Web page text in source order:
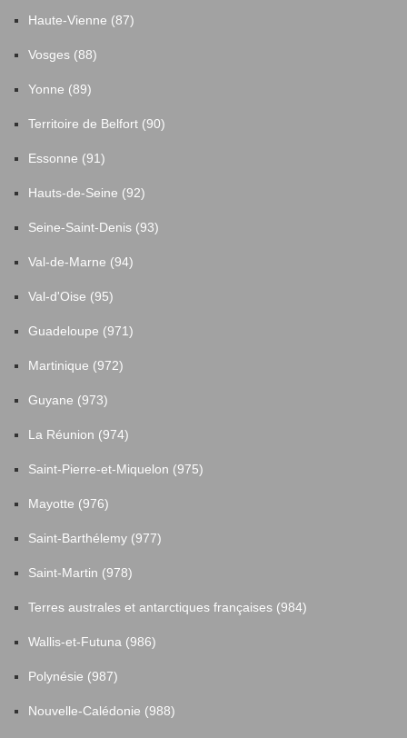
Haute-Vienne (87)
Vosges (88)
Yonne (89)
Territoire de Belfort (90)
Essonne (91)
Hauts-de-Seine (92)
Seine-Saint-Denis (93)
Val-de-Marne (94)
Val-d'Oise (95)
Guadeloupe (971)
Martinique (972)
Guyane (973)
La Réunion (974)
Saint-Pierre-et-Miquelon (975)
Mayotte (976)
Saint-Barthélemy (977)
Saint-Martin (978)
Terres australes et antarctiques françaises (984)
Wallis-et-Futuna (986)
Polynésie (987)
Nouvelle-Calédonie (988)